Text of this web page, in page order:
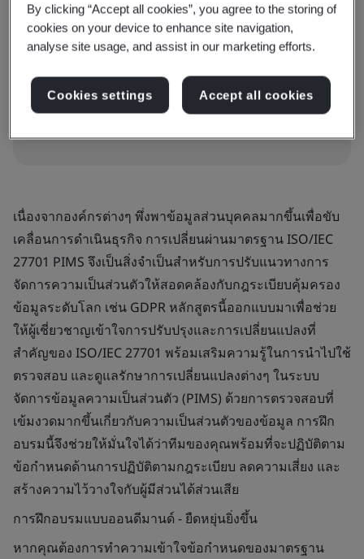
฿1000
จองการฝึกอบรม
เนื่องจากองค์กรต่างๆ พึ่งพาข้อมูลส่วนบุคคลมากขึ้นเพื่อขับ
เคลื่อนการดำเนินธุรกิจ การเปลี่ยนผ่านมาตรฐาน ISO/IEC
27701 PIMS จึงเป็นสิ่งจำเป็นสำหรับการปรับแนวทางการ
จัดการความเป็นส่วนตัวให้สอดคล้องกับกฎระเบียบคุ้มครอง
ข้อมูลระดับโลก เช่น GDPR หลักสูตรนี้ออกแบบมาเพื่อช่วย
ให้ผู้เชี่ยวชาญเข้าใจการปรับปรุงและการเปลี่ยนแปลงที่
สำคัญของ ISO/IEC 27701 พร้อมเสริมความรู้ในการนำไปใช้
ตรวจสอบ และดูแลรักษาการเปลี่ยนแปลงต่างๆ ในระบบ
จัดการข้อมูลความเป็นส่วนตัว (PIMS) ด้วยการตรวจสอบที่
เข้มงวดมากขึ้นเกี่ยวกับความเป็นส่วนตัวของข้อมูล การฝึก
อบรมนี้จึงช่วยให้มั่นใจได้ว่าทีมของคุณพร้อมที่จะปฏิบัติตาม
ข้อกำหนดด้านการปฏิบัติตามกฎระเบียบ ลดความเสี่ยง และ
สร้างความไว้วางใจกับผู้มีส่วนได้ส่วนเสีย
การฝึกอบรมแบบออนดีมานด์ - ยืดหยุ่นยิ่งขึ้น
หากคุณต้องการทำความเข้าใจข้อกำหนดของมาตรฐาน
By clicking “Accept all cookies”, you agree to the storing of
cookies on your device to enhance site navigation,
analyse site usage, and assist in our marketing efforts.
Cookies settings Accept all cookies